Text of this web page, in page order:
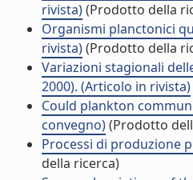
rivista)(Prodotto della
Organismi planctonici
rivista)(Prodotto della
Variazioni stagionali
2000). (Articolo in rivista)
Could plankton
convegno)(Prodotto
Processi di produzione
della ricerca)